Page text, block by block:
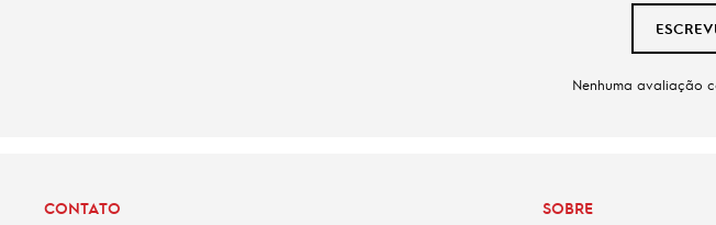
Nenhuma avaliação
CONTATO SOBRE